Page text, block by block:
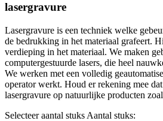
lasergravure
Lasergravure is een techniek welke
de bedrukking in het materiaal grafeert.
verdieping in het materiaal. We maken
computergestuurde lasers, die heel
We werken met een volledig
operator werkt. Houd er rekening mee
lasergravure op natuurlijke producten
Selecteer aantal stuks Aantal stuks: